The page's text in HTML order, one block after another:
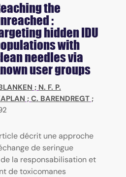
the
:
hidden IDU
with
needles via
user groups
; N. F. P.
; C. BARENDREGT ;
décrit une approche
de seringue
la responsabilisation et
de toxicomanes